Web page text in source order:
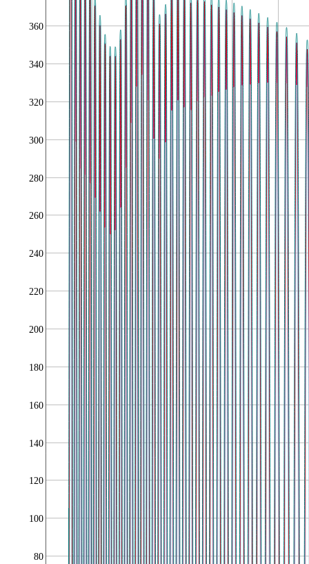
80
100
120
140
160
180
200
220
240
260
280
300
320
340
360